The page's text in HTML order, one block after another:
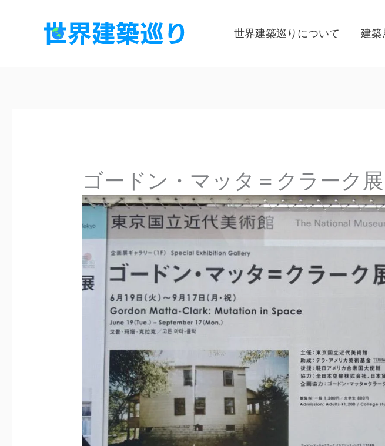
世界建築巡りについて 建築
ゴードン・マッタ＝クラーク展